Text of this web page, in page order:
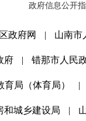
政府信息公开
政府网 | 山南市
府 | 错那市人民
育局（体育局） |
和城乡建设局 |